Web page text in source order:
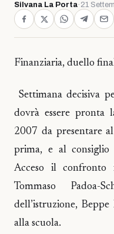
Silvana La Porta· 21
Finanziaria, duello
Settimana decisiva
dovrà essere pronta
2007 da presentare
prima, e al
Acceso il confronto
Tommaso Padoa-
dell’istruzione,
alla scuola.